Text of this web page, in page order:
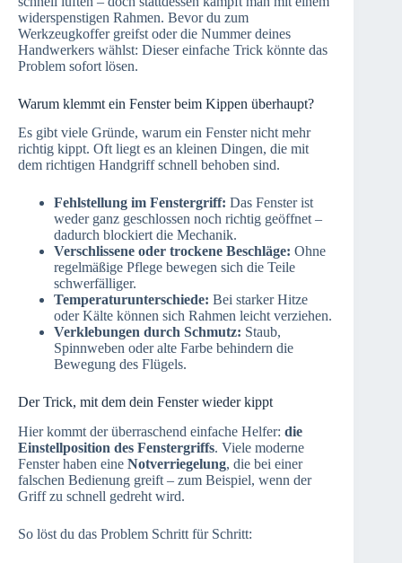
widerspenstigen Rahmen. Bevor du zum
Werkzeugkoffer greifst oder die Nummer deines
Handwerkers wählst: Dieser einfache Trick könnte das
Problem sofort lösen.
Warum klemmt ein Fenster beim Kippen überhaupt?
Es gibt viele Gründe, warum ein Fenster nicht mehr
richtig kippt. Oft liegt es an kleinen Dingen, die mit
dem richtigen Handgriff schnell behoben sind.
Fehlstellung im Fenstergriff: Das Fenster ist
weder ganz geschlossen noch richtig geöffnet –
dadurch blockiert die Mechanik.
Verschlissene oder trockene Beschläge: Ohne
regelmäßige Pflege bewegen sich die Teile
schwerfälliger.
Temperaturunterschiede: Bei starker Hitze
oder Kälte können sich Rahmen leicht verziehen.
Verklebungen durch Schmutz: Staub,
Spinnweben oder alte Farbe behindern die
Bewegung des Flügels.
Der Trick, mit dem dein Fenster wieder kippt
Hier kommt der überraschend einfache Helfer: die
Einstellposition des Fenstergriffs. Viele moderne
Fenster haben eine Notverriegelung, die bei einer
falschen Bedienung greift – zum Beispiel, wenn der
Griff zu schnell gedreht wird.
So löst du das Problem Schritt für Schritt: